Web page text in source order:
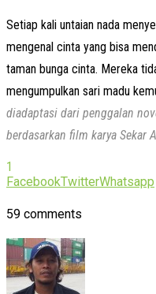
Setiap kali untaian nada
mengenal cinta yang bisa
taman bunga cinta. Mereka
mengumpulkan sari madu
diadaptasi dari penggalan
berdasarkan film karya Sekar
1
FacebookTwitterWhatsapp
59 comments